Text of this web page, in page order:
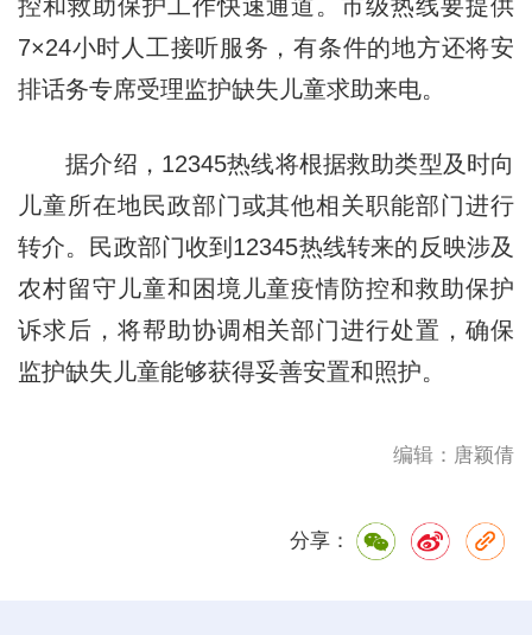
控和救助保护工作快速通道。市级热线要提供
7×24小时人工接听服务，有条件的地方还将安
排话务专席受理监护缺失儿童求助来电。
据介绍，12345热线将根据救助类型及时向
儿童所在地民政部门或其他相关职能部门进行
转介。民政部门收到12345热线转来的反映涉及
农村留守儿童和困境儿童疫情防控和救助保护
诉求后，将帮助协调相关部门进行处置，确保
监护缺失儿童能够获得妥善安置和照护。
编辑：唐颖倩
分享：